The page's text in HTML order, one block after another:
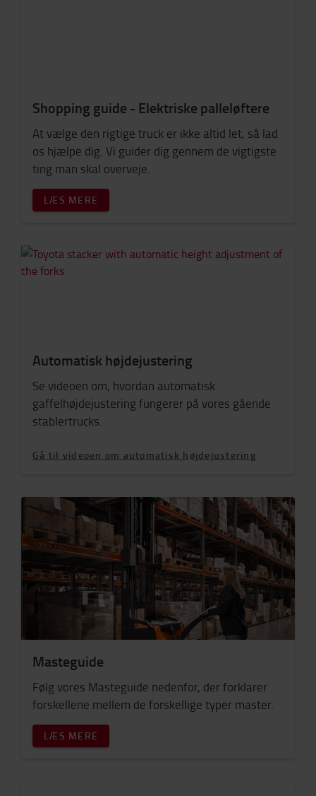
Shopping guide - Elektriske palleløftere
At vælge den rigtige truck er ikke altid let, så lad
os hjælpe dig. Vi guider dig gennem de vigtigste
ting man skal overveje.
LÆS MERE
Automatisk højdejustering
Se videoen om, hvordan automatisk
gaffelhøjdejustering fungerer på vores gående
stablertrucks.
Gå til videoen om automatisk højdejustering
Masteguide
Følg vores Masteguide nedenfor, der forklarer
forskellene mellem de forskellige typer master.
LÆS MERE